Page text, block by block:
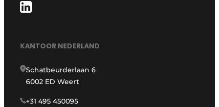
KANTOOR NEDERLAND
Schatbeurderlaan 6
6002 ED Weert
+31 495 450095